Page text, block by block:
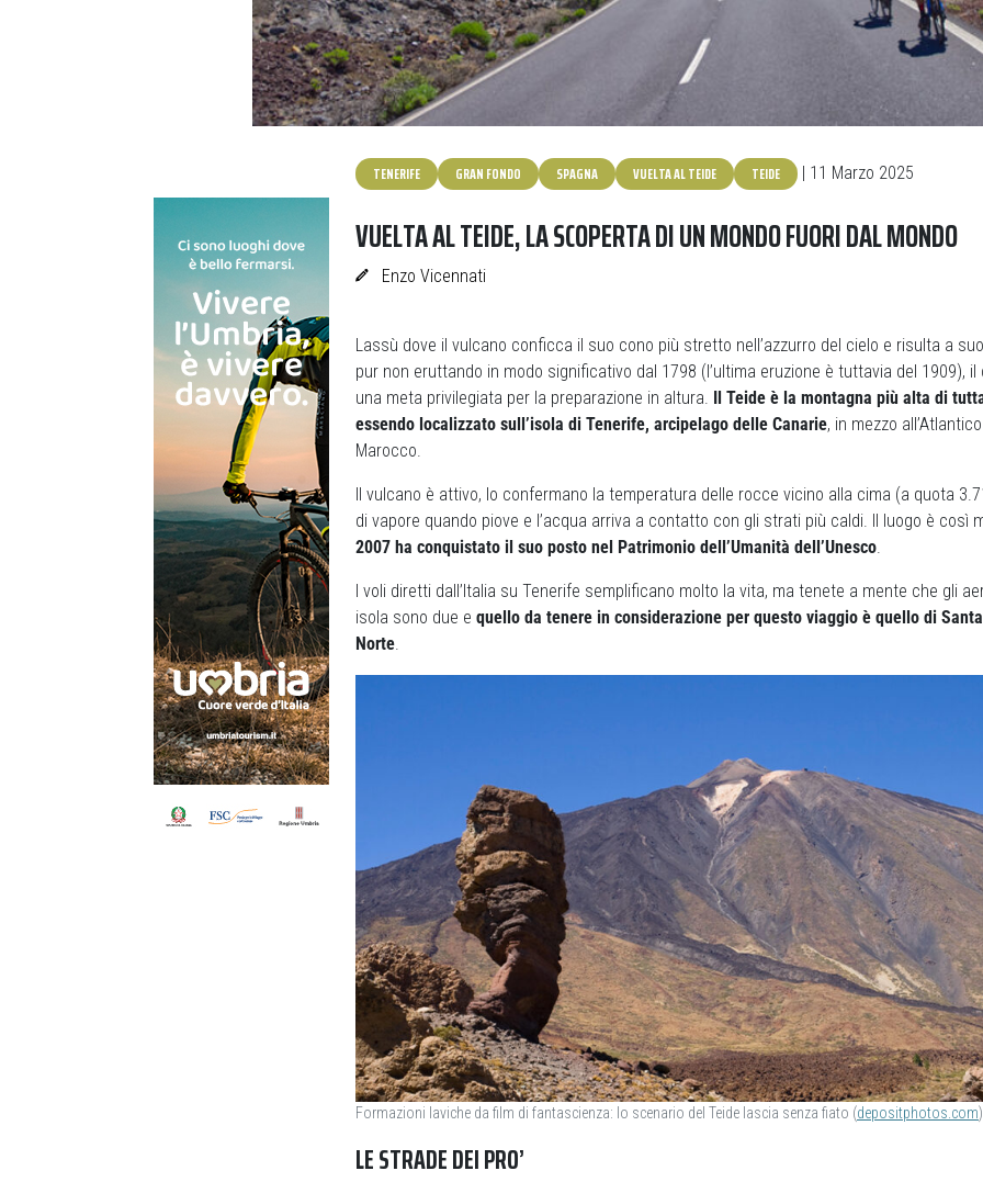
TENERIFE GRAN FONDO SPAGNA VUELTA AL TEIDE TEIDE | 11 Marzo 2025
VUELTA AL TEIDE, LA SCOPERTA DI UN MONDO FUORI DAL MONDO
Enzo Vicennati
Lassù dove il vulcano conficca il suo cono più stretto nell’azzurro del cielo e risulta a
pur non eruttando in modo significativo dal 1798 (l’ultima eruzione è tuttavia del 1909),
una meta privilegiata per la preparazione in altura.
Il Teide è la montagna più alta di
essendo localizzato sull’isola di Tenerife, arcipelago delle Canarie, in mezzo
Marocco.
Il vulcano è attivo, lo confermano la temperatura delle rocce vicino alla cima (a quota
di vapore quando piove e l’acqua arriva a contatto con gli strati più caldi. Il luogo è così
2007 ha conquistato il suo posto nel Patrimonio dell’Umanità dell’Unesco.
I voli diretti dall’Italia su Tenerife semplificano molto la vita, ma tenete a mente che gli
isola sono due e quello da tenere in considerazione per questo viaggio è quello di
Norte.
Formazioni laviche da film di fantascienza: lo scenario del Teide lascia senza fiato (depositphotos.com)
LE STRADE DEI PRO’